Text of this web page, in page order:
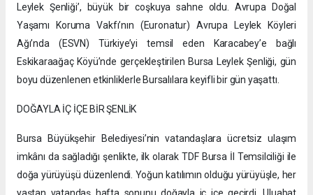
Leylek Şenliği’, büyük bir coşkuya sahne oldu. Avrupa Doğal
Yaşamı Koruma Vakfı’nın (Euronatur) Avrupa Leylek Köyleri
Ağı’nda (ESVN) Türkiye’yi temsil eden Karacabey’e bağlı
Eskikaraağaç Köyü’nde gerçekleştirilen Bursa Leylek Şenliği, gün
boyu düzenlenen etkinliklerle Bursalılara keyifli bir gün yaşattı.
DOĞAYLA İÇ İÇE BİR ŞENLİK
Bursa Büyükşehir Belediyesi’nin vatandaşlara ücretsiz ulaşım
imkânı da sağladığı şenlikte, ilk olarak TDF Bursa İl Temsilciliği ile
doğa yürüyüşü düzenlendi. Yoğun katılımın olduğu yürüyüşle, her